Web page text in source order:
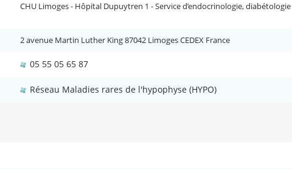
CHU Limoges - Hôpital Dupuytren 1 - Service d’endocrinologie,
2 avenue Martin Luther King 87042 Limoges CEDEX France
05 55 05 65 87
Réseau Maladies rares de l'hypophyse (HYPO)